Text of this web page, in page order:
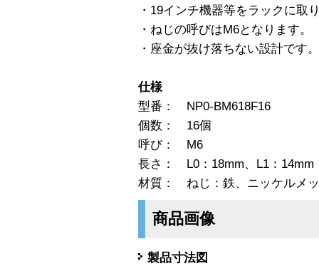
・19インチ機器等をラックに取
・ねじの呼びはM6となります。
・座金が抜け落ちない設計です。
仕様
型番： NP0-BM618F16
個数： 16個
呼び： M6
長さ： L0：18mm、L1：14mm
材質： ねじ：鉄、ニッケルメ
商品画像
製品寸法図